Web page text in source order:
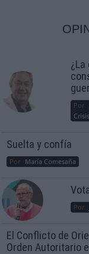
Por
Crisis
Suelta y confía
Por María Comesaña
Por
El Conflicto de
Orden Autoritario